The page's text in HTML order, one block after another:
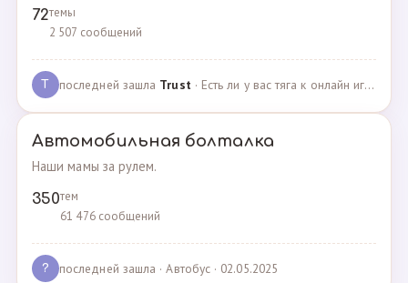
72темы
2 507 сообщений
T последней зашла Trust · Есть ли у вас тяга к онлайн играм? · 02.05.2025
Автомобильная болталка
Наши мамы за рулем.
350тем
61 476 сообщений
? последней зашла · Автобус · 02.05.2025